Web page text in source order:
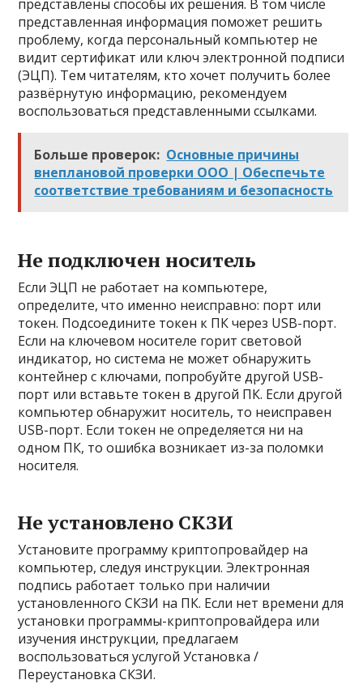
представлены способы их решения. В том числе
представленная информация поможет решить
проблему, когда персональный компьютер не
видит сертификат или ключ электронной подписи
(ЭЦП). Тем читателям, кто хочет получить более
развёрнутую информацию, рекомендуем
воспользоваться представленными ссылками.
Больше проверок: Основные причины
внеплановой проверки ООО | Обеспечьте
соответствие требованиям и безопасность
Не подключен носитель
Если ЭЦП не работает на компьютере,
определите, что именно неисправно: порт или
токен. Подсоедините токен к ПК через USB-порт.
Если на ключевом носителе горит световой
индикатор, но система не может обнаружить
контейнер с ключами, попробуйте другой USB-
порт или вставьте токен в другой ПК. Если другой
компьютер обнаружит носитель, то неисправен
USB-порт. Если токен не определяется ни на
одном ПК, то ошибка возникает из-за поломки
носителя.
Не установлено СКЗИ
Установите программу криптопровайдер на
компьютер, следуя инструкции. Электронная
подпись работает только при наличии
установленного СКЗИ на ПК. Если нет времени для
установки программы-криптопровайдера или
изучения инструкции, предлагаем
воспользоваться услугой Установка /
Переустановка СКЗИ.